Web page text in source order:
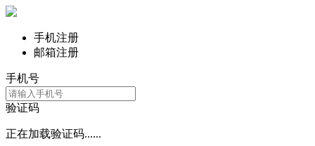
手机注册
邮箱注册
手机号
验证码
正在加载验证码......